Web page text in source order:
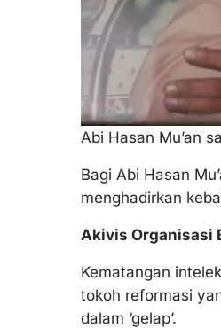
Abi Hasan Mu’an
Bagi Abi Hasan
menghadirkan
Akivis Organisasi
Kematangan
tokoh reformasi
dalam ‘gelap’.